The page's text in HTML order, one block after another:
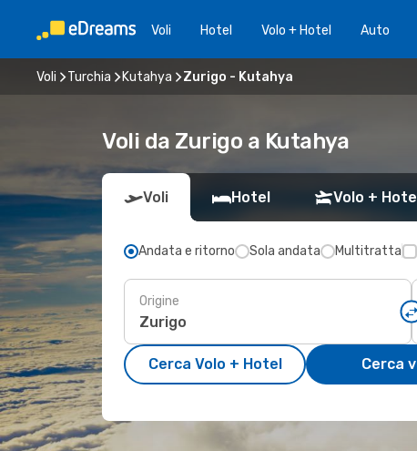
Voli Hotel Volo + Hotel Auto
Voli Turchia Kutahya Zurigo - Kutahya
Voli da Zurigo a Kutahya
Voli Hotel Volo +
Andata e ritorno Sola andata Multitratta
Origine
Cerca Volo + Hotel Cerca